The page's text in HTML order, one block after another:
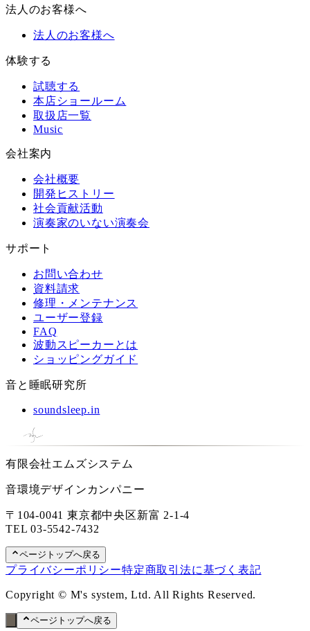
法人のお客様へ
法人のお客様へ
体験する
試聴する
本店ショールーム
取扱店一覧
Music
会社案内
会社概要
開発ヒストリー
社会貢献活動
演奏家のいない演奏会
サポート
お問い合わせ
資料請求
修理・メンテナンス
ユーザー登録
FAQ
波動スピーカーとは
ショッピングガイド
音と睡眠研究所
soundsleep.in
有限会社エムズシステム
音環境デザインカンパニー
〒104-0041 東京都中央区新富 2-1-4
TEL03-5542-7432
ページトップへ戻る
プライバシーポリシー特定商取引法に基づく表記
Copyright © M's system, Ltd. All Rights Reserved.
ページトップへ戻る